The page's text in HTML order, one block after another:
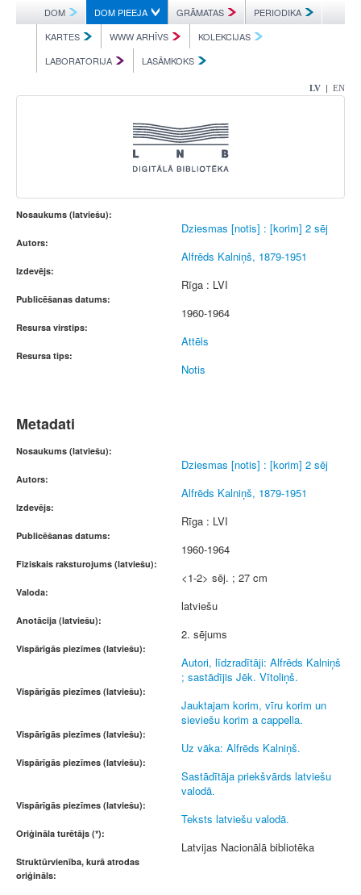
DOM DOM PIEEJA GRĀMATAS
PERIODIKA
KARTES
WWW ARHĪVS
KOLEKCIJAS
LABORATORIJA
LASĀMKOKS
LV | EN
Nosaukums (latviešu):
Dziesmas [notis] : [korim] 2 sēj
Autors:
Alfrēds Kalniņš, 1879-1951
Izdevējs:
Rīga : LVI
Publicēšanas datums:
1960-1964
Resursa virstips:
Attēls
Resursa tips:
Notis
Metadati
Nosaukums (latviešu):
Dziesmas [notis] : [korim] 2 sēj
Autors:
Alfrēds Kalniņš, 1879-1951
Izdevējs:
Rīga : LVI
Publicēšanas datums:
1960-1964
Fiziskais raksturojums (latviešu):
<1-2> sēj. ; 27 cm
Valoda:
latviešu
Anotācija (latviešu):
2. sējums
Vispārīgās piezīmes (latviešu):
Autori, līdzradītāji: Alfrēds Kalniņš
; sastādījis Jēk. Vītoliņš.
Vispārīgās piezīmes (latviešu):
Jauktajam korim, vīru korim un
sieviešu korim a cappella.
Vispārīgās piezīmes (latviešu):
Uz vāka: Alfrēds Kalniņš.
Vispārīgās piezīmes (latviešu):
Sastādītāja priekšvārds latviešu
valodā.
Vispārīgās piezīmes (latviešu):
Teksts latviešu valodā.
Oriģināla turētājs (*):
Latvijas Nacionālā bibliotēka
Struktūrvienība, kurā atrodas
oriģināls: